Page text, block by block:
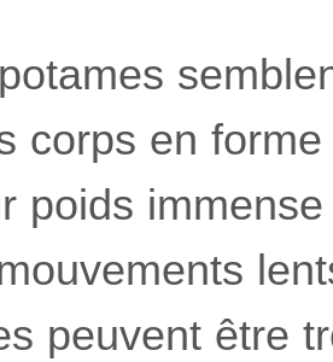
corps en
poids
peuvent être